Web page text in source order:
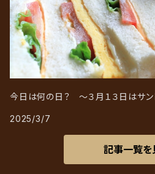
今日は何の日？ ～３月１３日はサン
2025/3/7
記事一覧を